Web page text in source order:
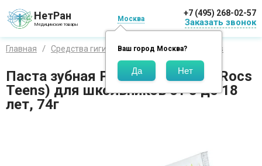
НетРан
Медицинские товары
Москва
Ваш город Москва?
+7 (495) 268-02-57
Заказать звонок
Главная Средства гигиены Бренды Рокс / Rocs
Паста зубная Рокс Земляника (Rocs
Teens) для школьников от 8 до 18
лет, 74г